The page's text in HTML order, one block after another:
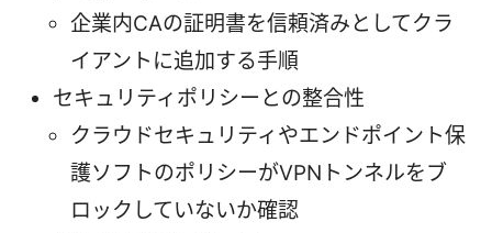
企業内CAの証明書を信頼済みとしてクラ
イアントに追加する手順
セキュリティポリシーとの整合性
クラウドセキュリティやエンドポイント保
護ソフトのポリシーがVPNトンネルをブ
ロックしていないか確認